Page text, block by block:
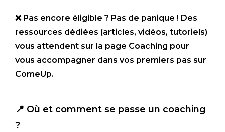
❌ Pas encore éligible ? Pas de panique ! Des
ressources dédiées (articles, vidéos, tutoriels)
vous attendent sur la page Coaching pour
vous accompagner dans vos premiers pas sur
ComeUp.
📍 Où et comment se passe un coaching
?